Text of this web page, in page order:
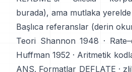
burada), ama mutlaka
Başlıca referanslar (derin
Teori Shannon 1948 ·
Huffman 1952 · Aritmetik
ANS. Formatlar DEFLATE ·